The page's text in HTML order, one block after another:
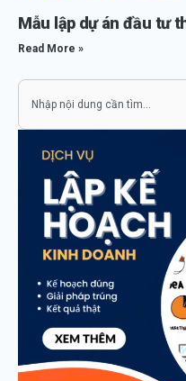
Mẫu lập dự án đầu tư
Read More »